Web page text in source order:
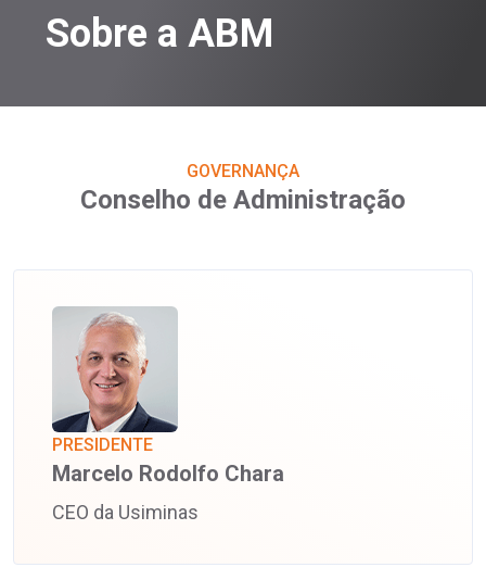
Sobre a ABM
GOVERNANÇA
Conselho de Administração
PRESIDENTE
Marcelo Rodolfo Chara
CEO da Usiminas